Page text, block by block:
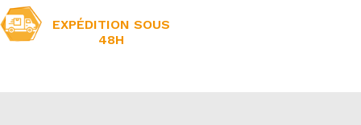
EXPÉDITION SOUS
48H